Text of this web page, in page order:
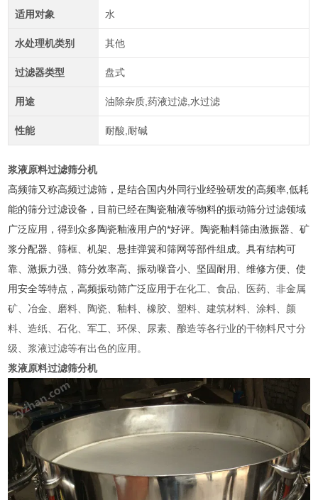
适用对象 水
水处理机类别 其他
过滤器类型 盘式
用途 油除杂质,药液过滤,水过滤
性能 耐酸,耐碱
浆液原料过滤筛分机
高频筛又称高频过滤筛，是结合国内外同行业经验研发的高频率,低耗
能的筛分过滤设备，目前已经在陶瓷釉液等物料的振动筛分过滤领域
广泛应用，得到众多陶瓷釉液用户的*好评。陶瓷釉料筛由激振器、矿
浆分配器、筛框、机架、悬挂弹簧和筛网等部件组成。具有结构可
靠、激振力强、筛分效率高、振动噪音小、坚固耐用、维修方便、使
用安全等特点，高频振动筛广泛应用于在化工、食品、医药、非金属
矿、冶金、磨料、陶瓷、釉料、橡胶、塑料、建筑材料、涂料、颜
料、造纸、石化、军工、环保、尿素、酿造等各行业的干物料尺寸分
级、浆液过滤等有出色的应用。
浆液原料过滤筛分机